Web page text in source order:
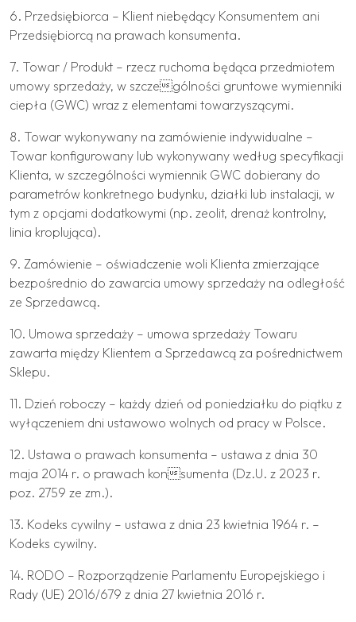
6. Przedsiębiorca – Klient niebędący Konsumentem ani
Przedsiębiorcą na prawach konsumenta.
7. Towar / Produkt – rzecz ruchoma będąca przedmiotem
umowy sprzedaży, w szczególności gruntowe wymienniki
ciepła (GWC) wraz z elementami towarzyszącymi.
8. Towar wykonywany na zamówienie indywidualne –
Towar konfigurowany lub wykonywany według specyfikacji
Klienta, w szczególności wymiennik GWC dobierany do
parametrów konkretnego budynku, działki lub instalacji, w
tym z opcjami dodatkowymi (np. zeolit, drenaż kontrolny,
linia kroplująca).
9. Zamówienie – oświadczenie woli Klienta zmierzające
bezpośrednio do zawarcia umowy sprzedaży na odległość
ze Sprzedawcą.
10. Umowa sprzedaży – umowa sprzedaży Towaru
zawarta między Klientem a Sprzedawcą za pośrednictwem
Sklepu.
11. Dzień roboczy – każdy dzień od poniedziałku do piątku z
wyłączeniem dni ustawowo wolnych od pracy w Polsce.
12. Ustawa o prawach konsumenta – ustawa z dnia 30
maja 2014 r. o prawach konsumenta (Dz.U. z 2023 r.
poz. 2759 ze zm.).
13. Kodeks cywilny – ustawa z dnia 23 kwietnia 1964 r. –
Kodeks cywilny.
14. RODO – Rozporządzenie Parlamentu Europejskiego i
Rady (UE) 2016/679 z dnia 27 kwietnia 2016 r.